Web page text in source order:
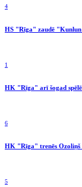
4
HS "Rīga" zaudē
1
HK "Rīga" arī šogad
6
HK "Rīga" trenēs Ozoliņš
5